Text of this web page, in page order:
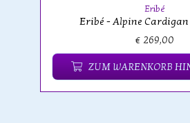
Eribé
Eribé - Alpine
€ 269,00
ZUM WARENKORB